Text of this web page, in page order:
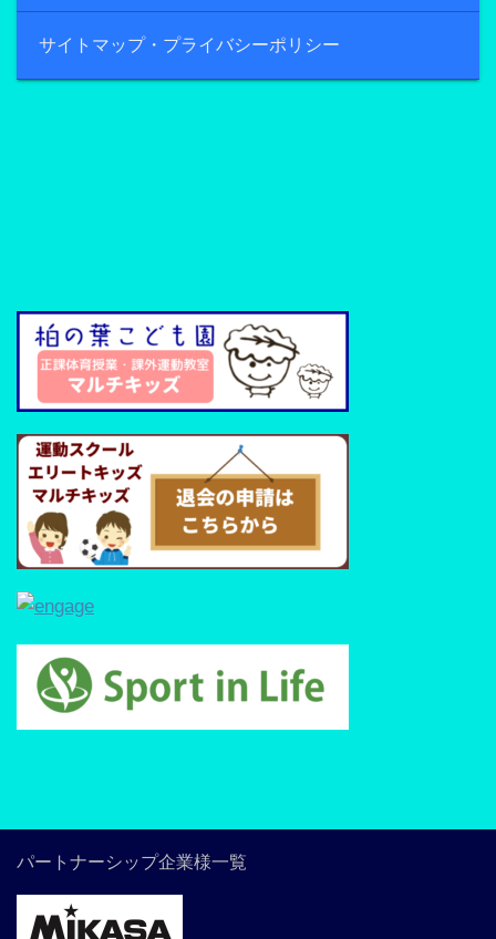
サイトマップ・プライバシーポリシー
パートナーシップ企業様一覧